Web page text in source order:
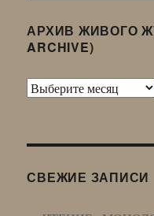
АРХИВ ЖИВОГО
ARCHIVE)
Архив
LJ
СВЕЖИЕ ЗАПИСИ